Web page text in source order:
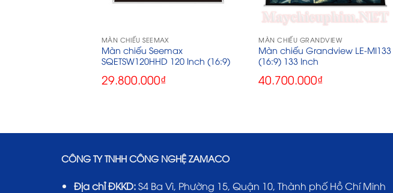
MÀN CHIẾU SEEMAX
Màn chiếu Seemax
SQETSW120HHD 120 Inch (16:9)
29.800.000₫
MÀN CHIẾU GRANDVIEW
Màn chiếu Grandview LE-MI133
(16:9) 133 Inch
40.700.000₫
CÔNG TY TNHH CÔNG NGHỆ ZAMACO
Địa chỉ ĐKKD:S4 Ba Vì, Phường 15, Quận 10, Thành phố Hồ Chí Minh